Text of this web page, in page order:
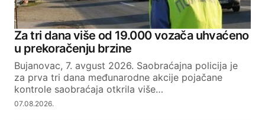
Za tri dana više od 19.000 vozača uhvaćeno
u prekoračenju brzine
Bujanovac, 7. avgust 2026. Saobraćajna policija je
za prva tri dana međunarodne akcije pojačane
kontrole saobraćaja otkrila više…
07.08.2026.